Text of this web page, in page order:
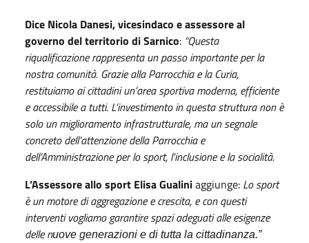
Dice Nicola Danesi, vicesindaco e assessore al
governo del territorio di Sarnico: “Questa
riqualificazione rappresenta un passo importante per la
nostra comunità. Grazie alla Parrocchia e la Curia,
restituiamo ai cittadini un’area sportiva moderna, efficiente
e accessibile a tutti. L’investimento in questa struttura non è
solo un miglioramento infrastrutturale, ma un segnale
concreto dell’attenzione della Parrocchia e
dell’Amministrazione per lo sport, l’inclusione e la socialità.
L’Assessore allo sport Elisa Gualiniaggiunge: Lo sport
è un motore di aggregazione e crescita, e con questi
interventi vogliamo garantire spazi adeguati alle esigenze
delle nuove generazioni e di tutta la cittadinanza.”